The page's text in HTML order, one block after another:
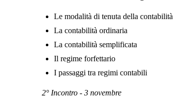
Le modalità di tenuta della contabilità
La contabilità ordinaria
La contabilità semplificata
Il regime forfettario
I passaggi tra regimi contabili
2° Incontro - 3 novembre